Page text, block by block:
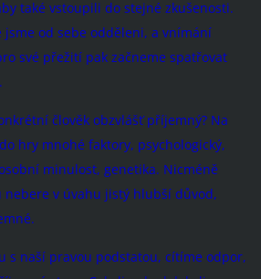
také vstoupili do stejné zkušenosti.
jsme od sebe odděleni, a vnímání
své přežití pak začneme spatřovat
člověk obzvlášť příjemný? Na
hry mnohé faktory, psychologický,
minulost, genetika. Nicméně
nebere v úvahu jistý hlubší důvod,
s naší pravou podstatou, cítíme odpor,